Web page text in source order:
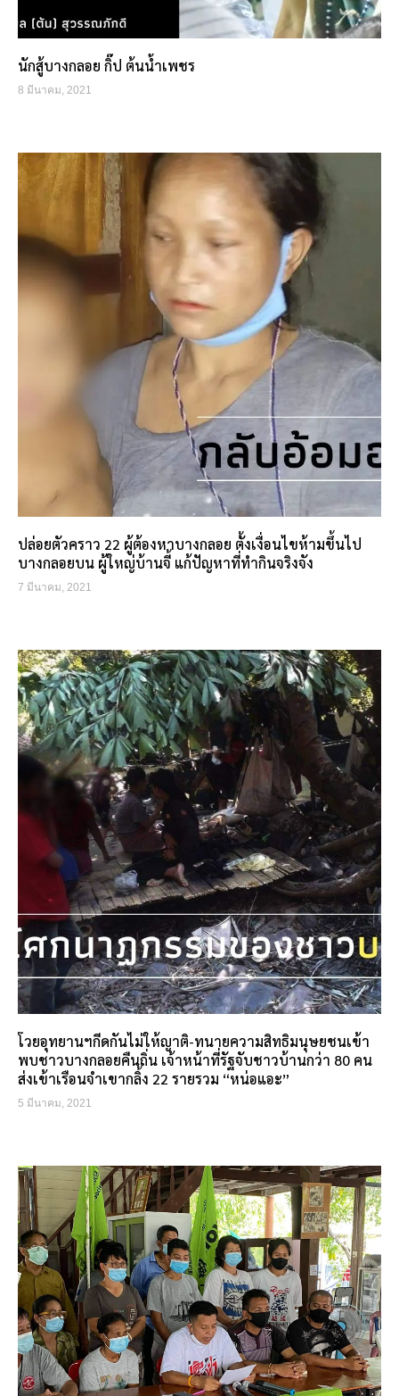
นักสู้บางกลอย กิ๊ป ต้นน้ำเพชร
8 มีนาคม, 2021
ปล่อยตัวคราว 22 ผู้ต้องหาบางกลอย ตั้งเงื่อนไขห้ามขึ้นไป
บางกลอยบน ผู้ใหญ่บ้านจี้ แก้ปัญหาที่ทำกินจริงจัง
7 มีนาคม, 2021
โวยอุทยานฯกีดกันไม่ให้ญาติ-ทนายความสิทธิมนุษยชนเข้า
พบชาวบางกลอยคืนถิ่น เจ้าหน้าที่รัฐจับชาวบ้านกว่า 80 คน
ส่งเข้าเรือนจำเขากลิ้ง 22 รายรวม “หน่อแอะ”
5 มีนาคม, 2021